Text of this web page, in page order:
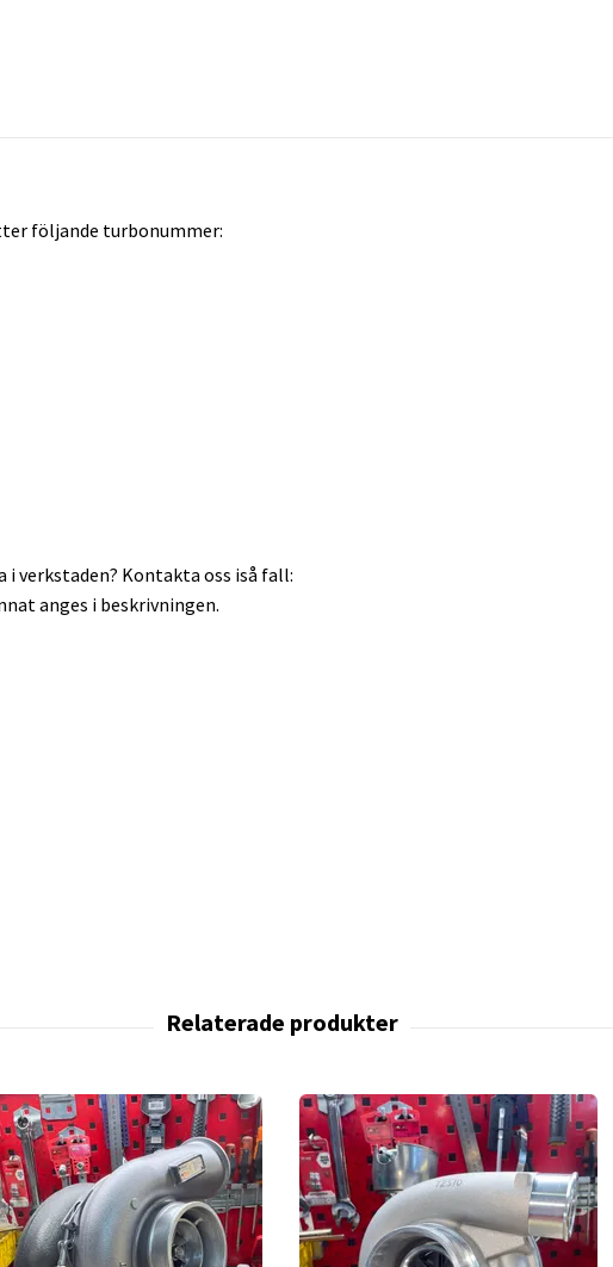
följande turbonummer:
verkstaden? Kontakta oss iså fall:
anges i beskrivningen.